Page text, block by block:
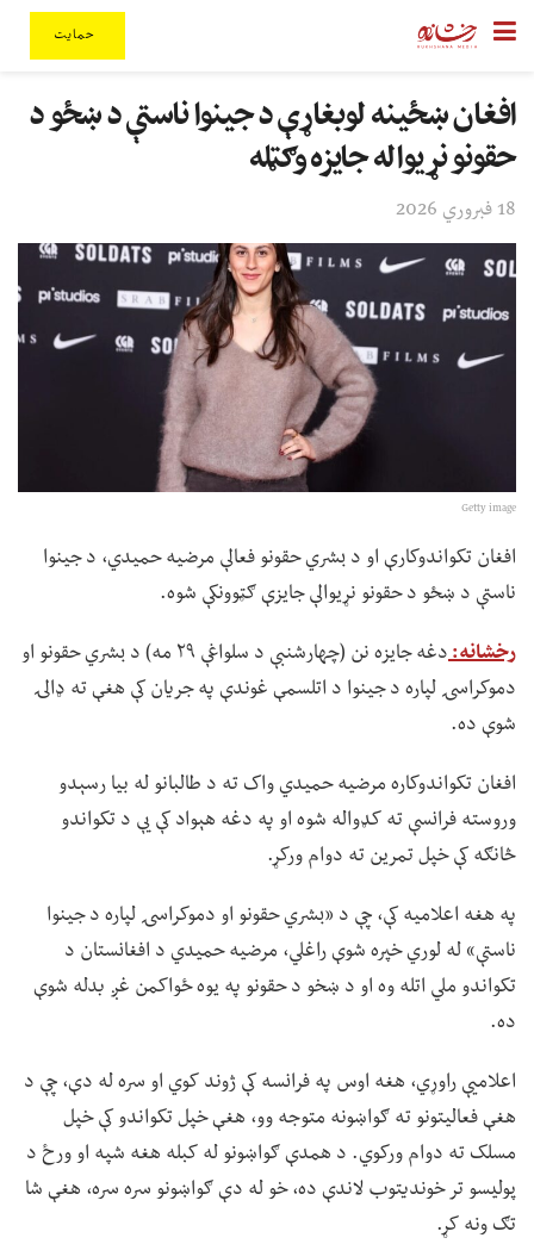
حمایت
افغان ښځینه لوبغاړې د جینوا ناستې د ښځو د
حقونو نړیواله جایزه وګټله
18 فبروري 2026
Getty image
افغان تکواندوکارې او د بشري حقونو فعالې مرضیه حمیدي، د جینوا
ناستې د ښځو د حقونو نړیوالې جایزې ګټوونکې شوه.
رخشانه:
دغه جایزه نن (چهارشنبې د سلواغې ۲۹ مه) د بشري حقونو او
دموکراسۍ لپاره د جینوا د اتلسمې غوندې په جریان کې هغې ته ډالۍ
شوې ده.
افغان تکواندوکاره مرضیه حمیدي واک ته د طالبانو له بیا رسېدو
وروسته فرانسې ته کډواله شوه او په دغه هېواد کې یې د تکواندو
څانګه کې خپل تمرین ته دوام ورکړ.
په هغه اعلامیه کې، چې د «بشري حقونو او دموکراسۍ لپاره د جینوا
ناستې» له لوري خپره شوې راغلي، مرضیه حمیدي د افغانستان د
تکواندو ملي اتله وه او د ښخو د حقونو په یوه ځواکمن غږ بدله شوې
ده.
اعلامیې راوړي، هغه اوس په فرانسه کې ژوند کوي او سره له دې، چې د
هغې فعالیتونو ته ګواښونه متوجه وو، هغې خپل تکواندو کې خپل
مسلک ته دوام ورکوي. د همدې ګواښونو له کبله هغه شپه او ورځ د
پولیسو تر خوندیتوب لاندې ده، خو له دې ګواښونو سره سره، هغې شا
تګ ونه کړ.